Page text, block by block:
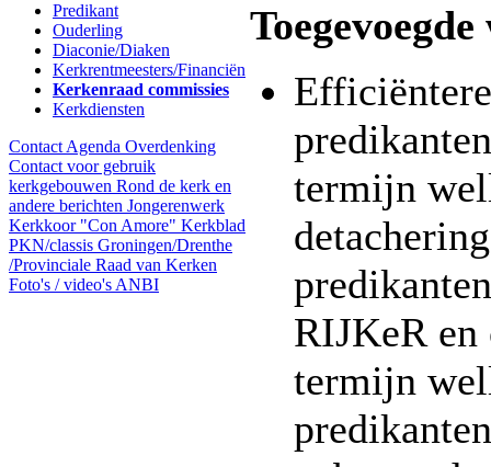
Predikant
Ouderling
Diaconie/Diaken
Kerkrentmeesters/Financiën
Kerkenraad commissies
Kerkdiensten
Contact Agenda Overdenking
Contact voor gebruik
kerkgebouwen Rond de kerk en
andere berichten Jongerenwerk
Kerkkoor "Con Amore" Kerkblad
PKN/classis Groningen/Drenthe
/Provinciale Raad van Kerken
Foto's / video's ANBI
termijn
RIJKeR en
termijn